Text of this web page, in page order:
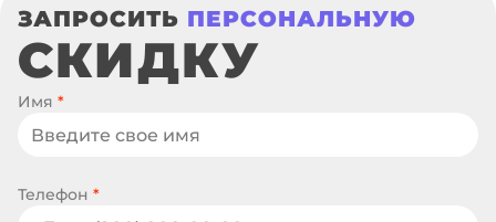
ЗАПРОСИТЬ ПЕРСОНАЛЬНУЮ
СКИДКУ
Имя *
Телефон *